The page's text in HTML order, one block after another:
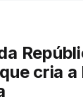
cria a